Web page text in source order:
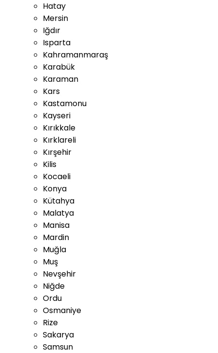
Hatay
Mersin
Iğdır
Isparta
Kahramanmaraş
Karabük
Karaman
Kars
Kastamonu
Kayseri
Kırıkkale
Kırklareli
Kırşehir
Kilis
Kocaeli
Konya
Kütahya
Malatya
Manisa
Mardin
Muğla
Muş
Nevşehir
Niğde
Ordu
Osmaniye
Rize
Sakarya
Samsun